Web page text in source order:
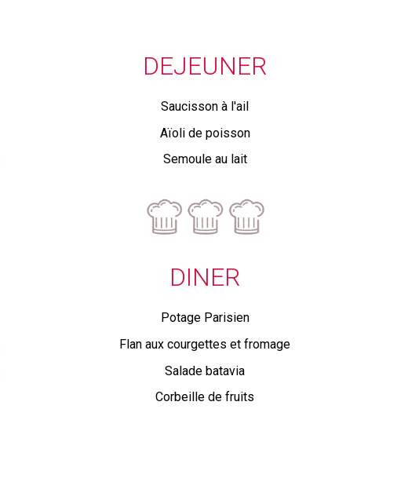
DEJEUNER
Saucisson à l'ail
Aïoli de poisson
Semoule au lait
DINER
Potage Parisien
Flan aux courgettes et fromage
Salade batavia
Corbeille de fruits